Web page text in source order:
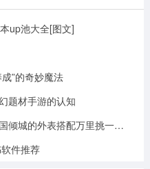
启你的短视频直播达人之
up池大全[图文]
”的奇妙魔法
题材手游的认知
《天地劫：幽城再临》评测：倾国倾城的外表搭配万里挑一的灵魂
件推荐